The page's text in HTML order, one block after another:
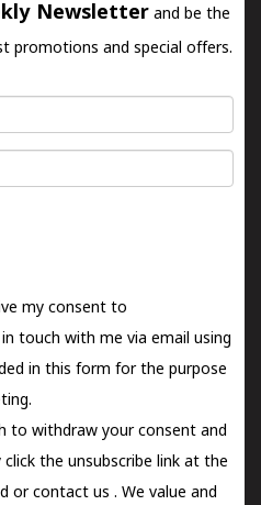
Newsletter and be the
promotions and special offers.
my consent to
touch with me via email using
in this form for the purpose
to withdraw your consent and
the unsubscribe link at the
orcontact us . We value and